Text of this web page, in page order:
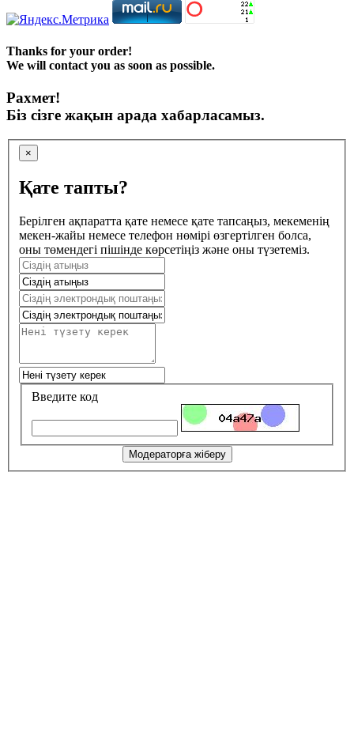
Thanks for your order!
We will contact you as soon as possible.
Рахмет!
Біз сізге жақын арада хабарласамыз.
×
Қате тапты?
Берілген ақпаратта қате немесе қате тапсаңыз, мекеменің
мекен-жайы немесе телефон нөмірі өзгертілген болса,
оны төмендегі пішінде көрсетіңіз және оны түзетеміз.
Введите код
Модераторға жіберу